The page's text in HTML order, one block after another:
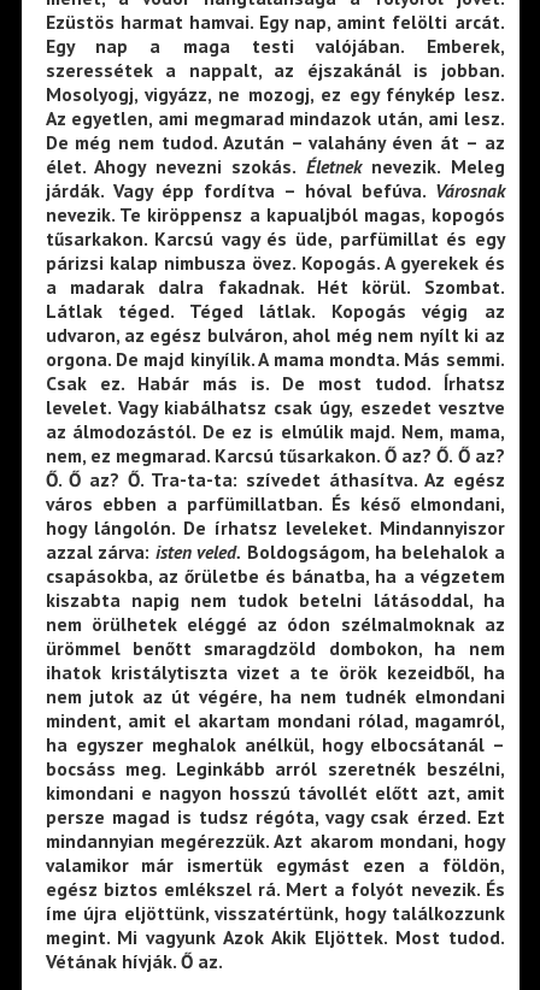
Ezüstös harmat hamvai. Egy nap, amint felölti arcát.
Egy nap a maga testi valójában. Emberek,
szeressétek a nappalt, az éjszakánál is jobban.
Mosolyogj, vigyázz, ne mozogj, ez egy fénykép lesz.
Az egyetlen, ami megmarad mindazok után, ami lesz.
De még nem tudod. Azután – valahány éven át – az
élet. Ahogy nevezni szokás. Életneknevezik. Meleg
járdák. Vagy épp fordítva – hóval befúva. Városnak
nevezik. Te kiröppensz a kapualjból magas, kopogós
tűsarkakon. Karcsú vagy és üde, parfümillat és egy
párizsi kalap nimbusza övez. Kopogás. A gyerekek és
a madarak dalra fakadnak. Hét körül. Szombat.
Látlak téged. Téged látlak. Kopogás végig az
udvaron, az egész bulváron, ahol még nem nyílt ki az
orgona. De majd kinyílik. A mama mondta. Más semmi.
Csak ez. Habár más is. De most tudod. Írhatsz
levelet. Vagy kiabálhatsz csak úgy, eszedet vesztve
az álmodozástól. De ez is elmúlik majd. Nem, mama,
nem, ez megmarad. Karcsú tűsarkakon. Ő az? Ő. Ő az?
Ő. Ő az? Ő. Tra-ta-ta: szívedet áthasítva. Az egész
város ebben a parfümillatban. És késő elmondani,
hogy lángolón. De írhatsz leveleket. Mindannyiszor
azzal zárva: isten veled. Boldogságom, ha belehalok a
csapásokba, az őrületbe és bánatba, ha a végzetem
kiszabta napig nem tudok betelni látásoddal, ha
nem örülhetek eléggé az ódon szélmalmoknak az
ürömmel benőtt smaragdzöld dombokon, ha nem
ihatok kristálytiszta vizet a te örök kezeidből, ha
nem jutok az út végére, ha nem tudnék elmondani
mindent, amit el akartam mondani rólad, magamról,
ha egyszer meghalok anélkül, hogy elbocsátanál –
bocsáss meg. Leginkább arról szeretnék beszélni,
kimondani e nagyon hosszú távollét előtt azt, amit
persze magad is tudsz régóta, vagy csak érzed. Ezt
mindannyian megérezzük. Azt akarom mondani, hogy
valamikor már ismertük egymást ezen a földön,
egész biztos emlékszel rá. Mert a folyót nevezik. És
íme újra eljöttünk, visszatértünk, hogy találkozzunk
megint. Mi vagyunk Azok Akik Eljöttek. Most tudod.
Vétának hívják. Ő az.